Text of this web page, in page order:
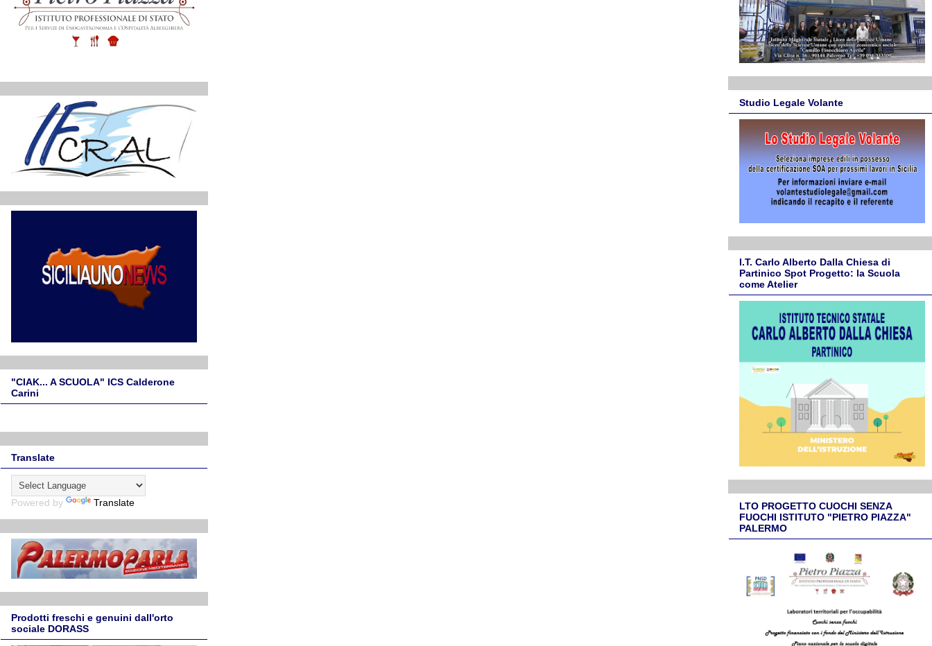
"CIAK... A SCUOLA" ICS Calderone
Carini
Translate
Powered by Translate
Prodotti freschi e genuini dall'orto
sociale DORASS
Studio Legale Volante
I.T. Carlo Alberto Dalla Chiesa di
Partinico Spot Progetto: la Scuola
come Atelier
LTO PROGETTO CUOCHI SENZA
FUOCHI ISTITUTO "PIETRO PIAZZA"
PALERMO